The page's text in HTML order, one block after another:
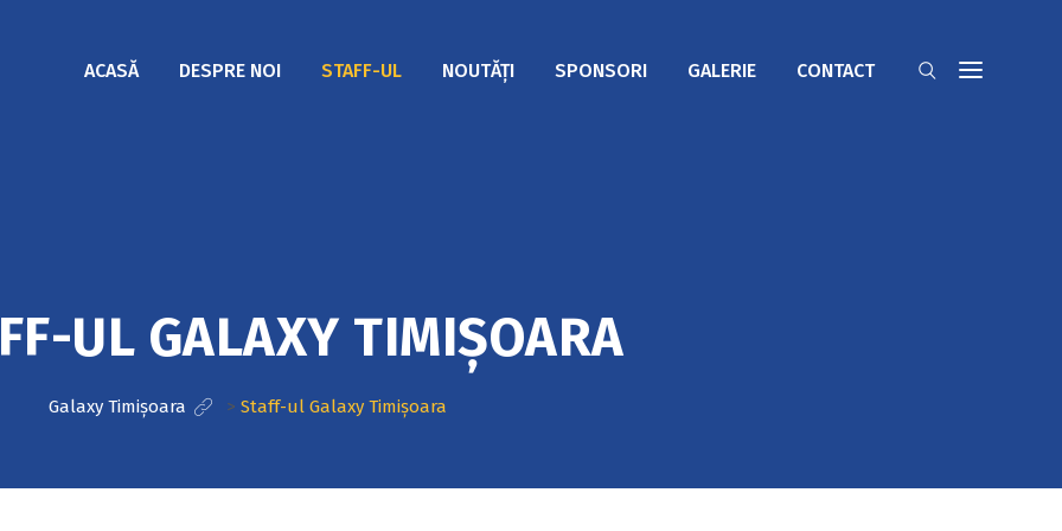
ACASĂ DESPRE NOI STAFF-UL NOUTĂȚI SPONSORI GALERIE CONTACT
UL GALAXY TIMIȘOARA
Galaxy Timișoara > Staff-ul Galaxy Timișoara